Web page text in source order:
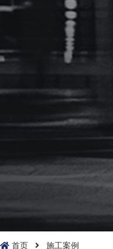
首页 施工案例